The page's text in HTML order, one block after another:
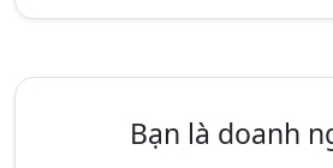
Bạn là doanh